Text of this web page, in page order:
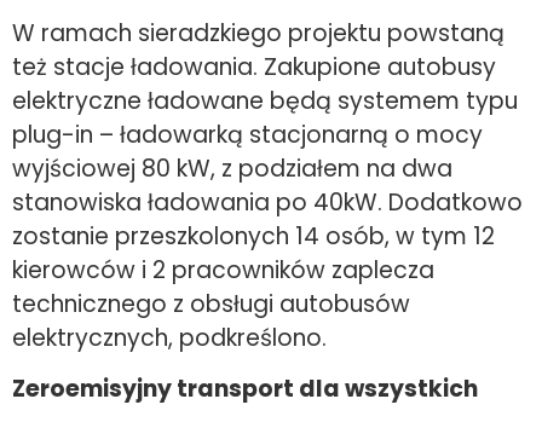
W ramach sieradzkiego projektu powstaną
też stacje ładowania. Zakupione autobusy
elektryczne ładowane będą systemem typu
plug-in – ładowarką stacjonarną o mocy
wyjściowej 80 kW, z podziałem na dwa
stanowiska ładowania po 40kW. Dodatkowo
zostanie przeszkolonych 14 osób, w tym 12
kierowców i 2 pracowników zaplecza
technicznego z obsługi autobusów
elektrycznych, podkreślono.
Zeroemisyjny transport dla wszystkich